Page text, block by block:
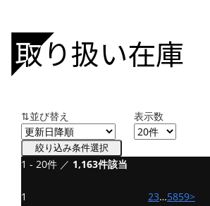
取り扱い在庫
⇅並び替え 表示数
絞り込み条件選択
1 - 20件 ／ 1,163件該当
1 23…5859>
中古車
カワサキ ニンジャ H2